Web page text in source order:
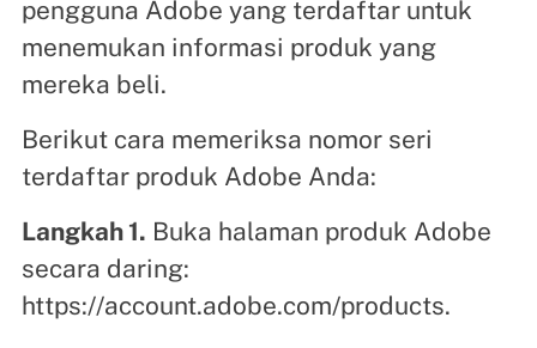
pengguna Adobe yang terdaftar untuk
menemukan informasi produk yang
mereka beli.
Berikut cara memeriksa nomor seri
terdaftar produk Adobe Anda:
Langkah 1. Buka halaman produk Adobe
secara daring:
https://account.adobe.com/products.